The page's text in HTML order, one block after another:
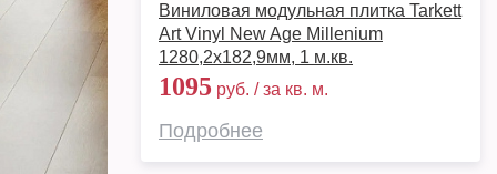
Виниловая модульная плитка Tarkett
Art Vinyl New Age Millenium
1280,2х182,9мм, 1 м.кв.
1095 руб. / за кв. м.
Подробнее